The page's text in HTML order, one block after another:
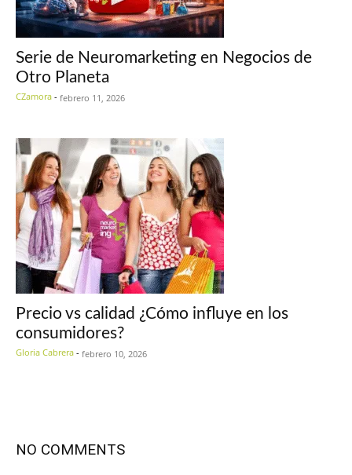
Serie de Neuromarketing en Negocios de
Otro Planeta
CZamora - febrero 11, 2026
Precio vs calidad ¿Cómo influye en los
consumidores?
Gloria Cabrera - febrero 10, 2026
NO COMMENTS